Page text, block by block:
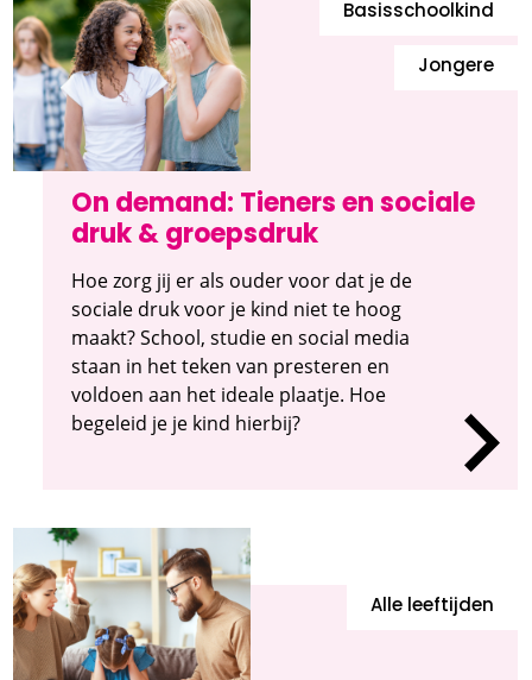
On demand: Tieners en sociale
druk & groepsdruk
Basisschoolkind
Jongere
Hoe zorg jij er als ouder voor dat je de
sociale druk voor je kind niet te hoog
maakt? School, studie en social media
staan in het teken van presteren en
voldoen aan het ideale plaatje. Hoe
begeleid je je kind hierbij?
Alle leeftijden